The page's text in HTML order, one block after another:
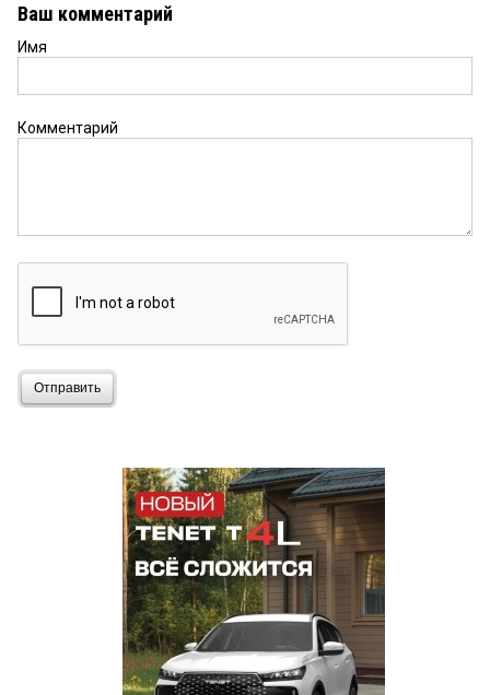
Ваш комментарий
Имя
Комментарий
Отправить